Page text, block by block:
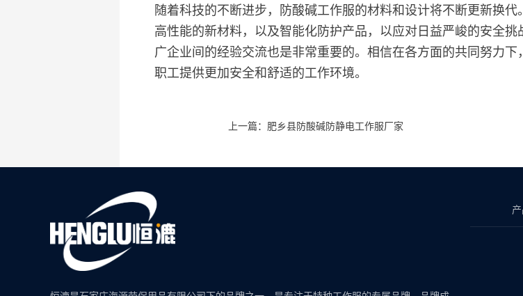
随着科技的不断进步，防酸碱工作服的材料和设计将不断更新换
高性能的新材料，以及智能化防护产品，以应对日益严峻的安全
广企业间的经验交流也是非常重要的。相信在各方面的共同努力
职工提供更加安全和舒适的工作环境。
上一篇：肥乡县防酸碱防静电工作服厂家